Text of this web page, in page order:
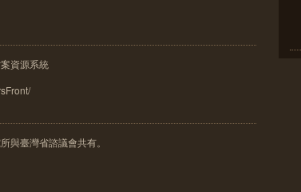
資源系統
與臺灣省諮議會共有。